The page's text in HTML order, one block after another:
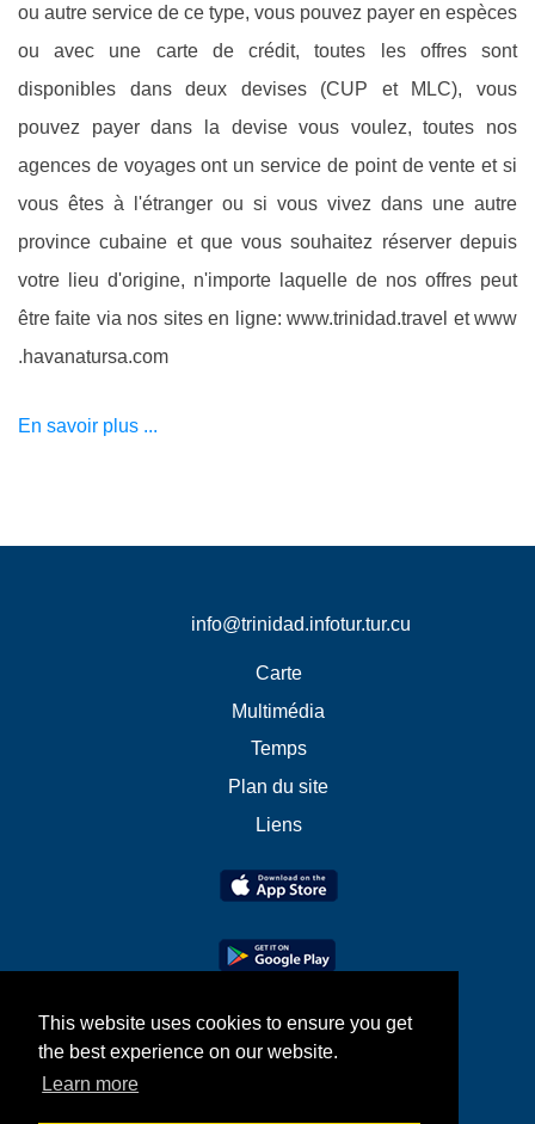
This website uses cookies to ensure you get
the best experience on our website.
Learn more
ou autre service de ce type, vous pouvez payer en espèces
ou avec une carte de crédit, toutes les offres sont
disponibles dans deux devises (CUP et MLC), vous
pouvez payer dans la devise vous voulez, toutes nos
agences de voyages ont un service de point de vente et si
vous êtes à l'étranger ou si vous vivez dans une autre
province cubaine et que vous souhaitez réserver depuis
votre lieu d'origine, n'importe laquelle de nos offres peut
être faite via nos sites en ligne: www.trinidad.travel et www
.havanatursa.com
En savoir plus ...
info@trinidad.infotur.tur.cu
Carte
Multimédia
Temps
Plan du site
Liens